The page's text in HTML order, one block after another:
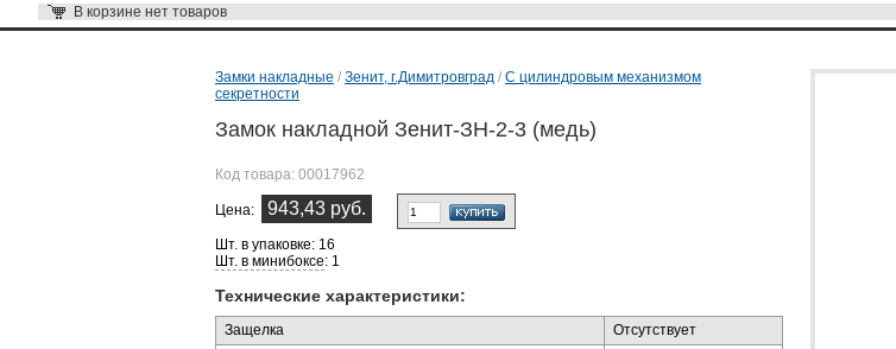
В корзине нет товаров
Замки накладные / Зенит, г.Димитровград / С цилиндровым механизмом
секретности
Замок накладной Зенит-ЗН-2-3 (медь)
Код товара: 00017962
Цена: 943,43 руб.
Шт. в упаковке: 16
Шт. в минибоксе: 1
Технические характеристики:
Защелка
Отсутствует